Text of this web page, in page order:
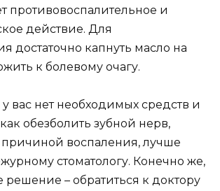
противовоспалительное и
действие. Для
достаточно капнуть масло на
к болевому очагу.
вас нет необходимых средств и
обезболить зубной нерв,
причиной воспаления, лучше
стоматологу. Конечно же,
решение – обратиться к доктору